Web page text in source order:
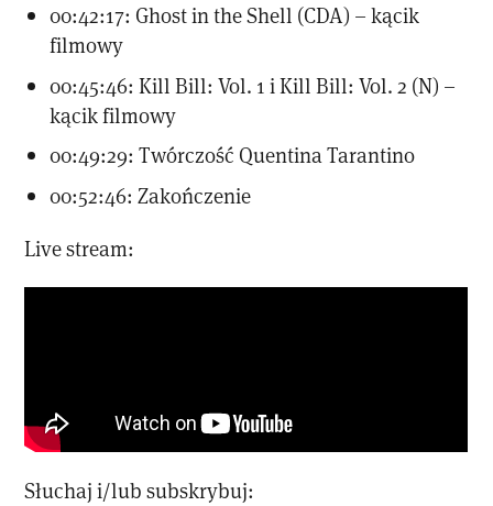
00:42:17: Ghost in the Shell (CDA) – kącik
filmowy
00:45:46: Kill Bill: Vol. 1 i Kill Bill: Vol. 2 (N) –
kącik filmowy
00:49:29: Twórczość Quentina Tarantino
00:52:46: Zakończenie
Live stream:
Słuchaj i/lub subskrybuj: